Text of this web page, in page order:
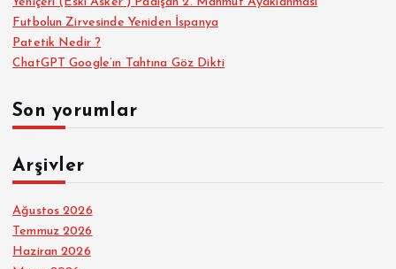
Futbolun Zirvesinde Yeniden İspanya
Patetik Nedir ?
ChatGPT Google’ın Tahtına Göz Dikti
Son yorumlar
Arşivler
Ağustos 2026
Temmuz 2026
Haziran 2026